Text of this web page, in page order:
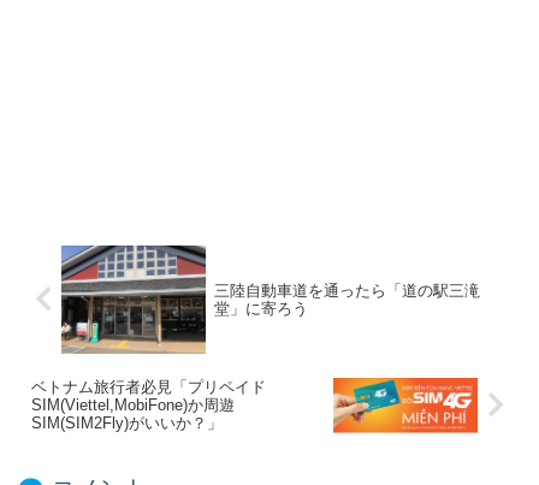
三陸自動車道を通ったら「道の駅三滝
堂」に寄ろう
ベトナム旅行者必見「プリペイド
SIM(Viettel,MobiFone)か周遊
SIM(SIM2Fly)がいいか？」